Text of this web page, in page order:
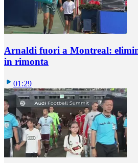
Arnaldi fuori a Montreal:
in rimonta
01:29